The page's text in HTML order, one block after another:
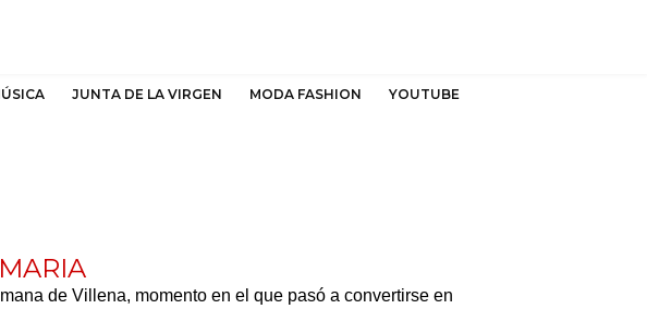
JUNTA DE LA VIRGEN MODA FASHION YOUTUBE
de Villena, momento en el que pasó a convertirse en